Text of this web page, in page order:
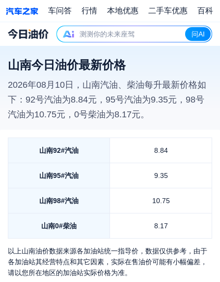
车问答 行情 本地优惠 二手车优惠 百科
测测你的未来座驾 问AI
山南今日油价最新价格
2026年08月10日 ， 山南汽油、柴油每升最新价格如
下：92号汽油为8.84元，95号汽油为9.35元，98号
汽油为10.75元，0号柴油为8.17元。
山南92#汽油 8.84
山南95#汽油 9.35
山南98#汽油 10.75
山南0#柴油 8.17
以上山南油价数据来源各加油站统一指导价，数据仅供参考，由于
各加油站其经营特点和其它因素，实际在售油价可能有小幅偏差，
请以您所在地区的加油站实际价格为准。